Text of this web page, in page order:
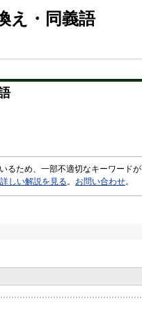
え・同義語
るため、一部不適切なキーワードが
詳しい解説を見る 。 お問い合わせ。